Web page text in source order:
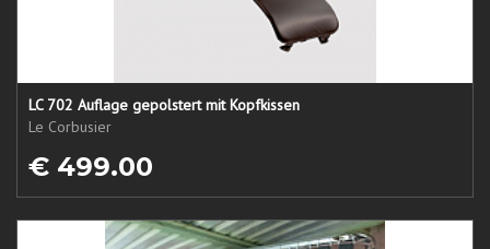
LC 702 Auflage gepolstert mit Kopfkissen
Le Corbusier
€ 499.00